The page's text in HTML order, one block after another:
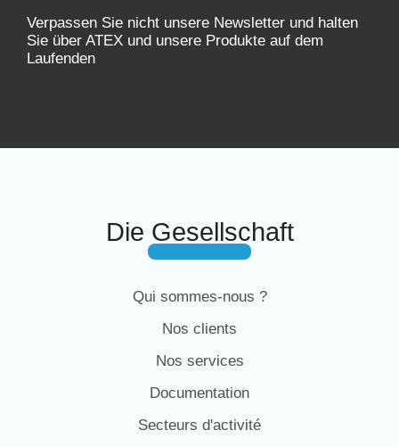
Verpassen Sie nicht unsere Newsletter und halten
Sie über ATEX und unsere Produkte auf dem
Laufenden
Die Gesellschaft
Qui sommes-nous ?
Nos clients
Nos services
Documentation
Secteurs d'activité